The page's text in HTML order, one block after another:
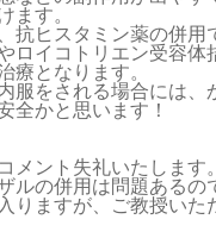
ます。
抗ヒスタミン薬の併用
ロイコトリエン受容
療となります。
服をされる場合には、
全かと思います！
メント失礼いたします。
ルの併用は問題あるの
りますが、ご教授いた